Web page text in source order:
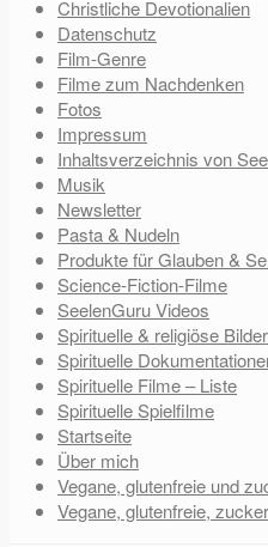
Christliche Devotionalien
Datenschutz
Film-Genre
Filme zum Nachdenken
Fotos
Impressum
Inhaltsverzeichnis von
Musik
Newsletter
Pasta & Nudeln
Produkte für Glauben &
Science-Fiction-Filme
SeelenGuru Videos
Spirituelle & religiöse Bilder
Spirituelle
Spirituelle Filme – Liste
Spirituelle Spielfilme
Startseite
Über mich
Vegane, glutenfreie und
Vegane, glutenfreie,